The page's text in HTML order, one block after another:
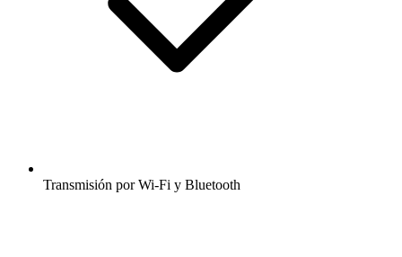
Transmisión por Wi-Fi y Bluetooth